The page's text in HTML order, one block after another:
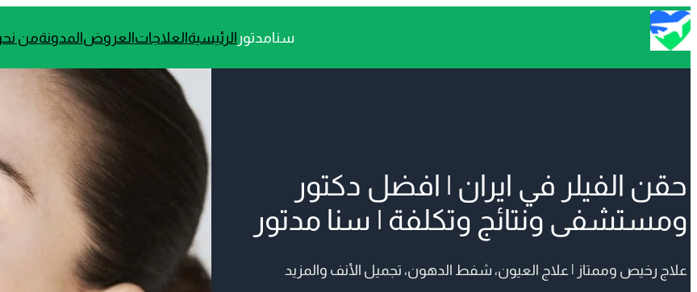
سنامدتور الرئيسيةالعلاجاتالعروضالمدونةمن
حقن الفيلر في ايران | افضل دكتور
ومستشفى ونتائج وتكلفة | سنا مدتور
علاج رخيص وممتاز | علاج العيون، شفط الدهون، تجميل الأنف والمزيد